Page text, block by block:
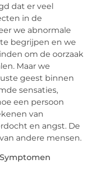
dat er veel
in de
we abnormale
begrijpen en we
om de oorzaak
Maar we
geest binnen
sensaties,
een persoon
van
en angst. De
andere mensen.